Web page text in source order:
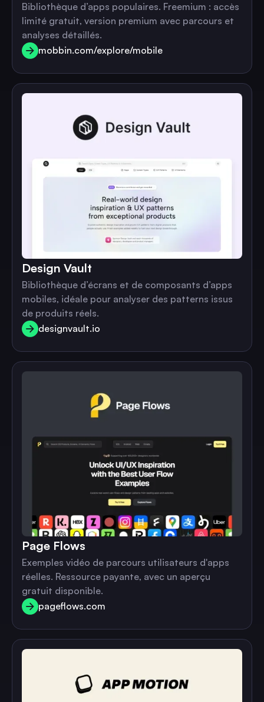
Bibliothèque d’apps populaires. Freemium : accès
limité gratuit, version premium avec parcours et
analyses détaillés.
mobbin.com/explore/mobile
Design Vault
Bibliothèque d’écrans et de composants d’apps
mobiles, idéale pour analyser des patterns issus
de produits réels.
designvault.io
Page Flows
Exemples vidéo de parcours utilisateurs d'apps
réelles. Ressource payante, avec un aperçu
gratuit disponible.
pageflows.com